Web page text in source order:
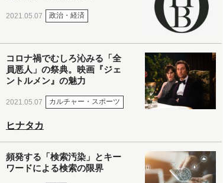
2021.05.07 政治・経済
コロナ禍でむしろ沁みる「全
員悪人」の祭典。映画『ジェ
ントルメン』の魅力
2021.05.07 カルチャー・スポーツ
ヒナタカ
頻発する「検索汚染」とキー
ワードによる検索の限界